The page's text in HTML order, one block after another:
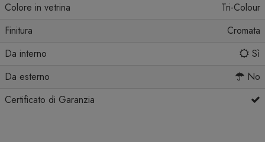
Colore in vetrina
Tri-Colour
Finitura
Cromata
Da interno
Sì
Da esterno
No
Certificato di Garanzia